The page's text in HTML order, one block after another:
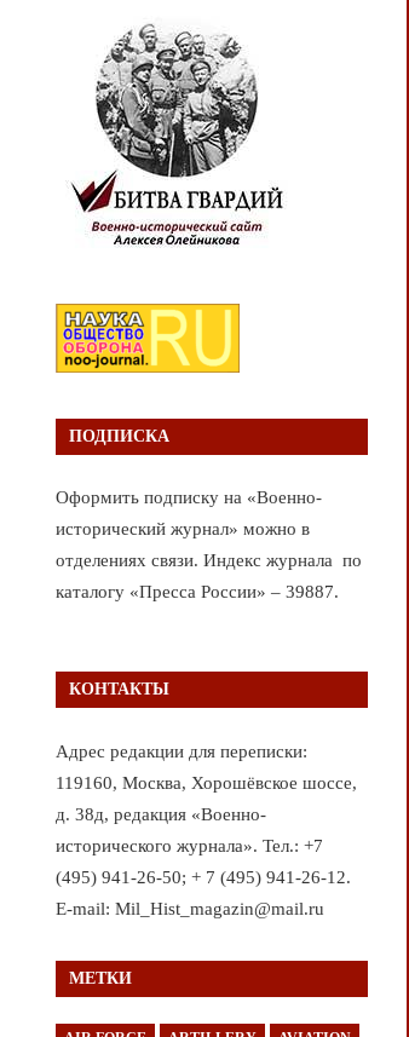
ПОДПИСКА
Оформить подписку на «Военно-
исторический журнал» можно в
отделениях связи. Индекс журнала по
каталогу «Пресса России» – 39887.
КОНТАКТЫ
Адрес редакции для переписки:
119160, Москва, Хорошёвское шоссе,
д. 38д, редакция «Военно-
исторического журнала». Тел.: +7
(495) 941-26-50; + 7 (495) 941-26-12.
E-mail: Mil_Hist_magazin@mail.ru
МЕТКИ